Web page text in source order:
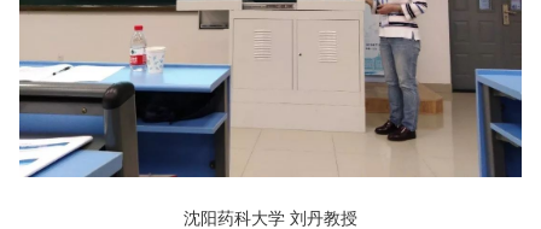
沈阳药科大学 刘丹教授